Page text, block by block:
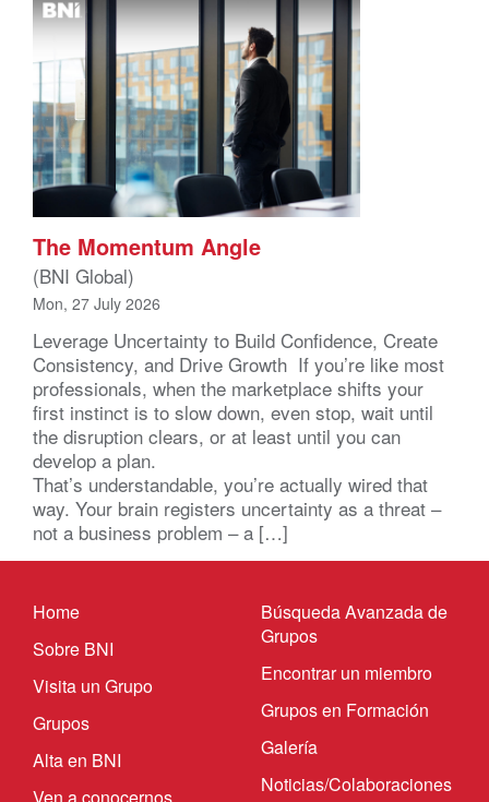
The Momentum Angle
(BNI Global)
Mon, 27 July 2026
Leverage Uncertainty to Build Confidence, Create
Consistency, and Drive Growth If you’re like most
professionals, when the marketplace shifts your
first instinct is to slow down, even stop, wait until
the disruption clears, or at least until you can
develop a plan.
That’s understandable, you’re actually wired that
way. Your brain registers uncertainty as a threat –
not a business problem – a […]
Home
Sobre BNI
Visita un Grupo
Grupos
Alta en BNI
Búsqueda Avanzada de
Grupos
Encontrar un miembro
Grupos en Formación
Galería
Noticias/Colaboraciones